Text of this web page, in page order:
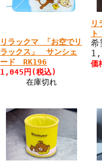
リラックマ 「お空でリ
ラックス」 サンシェ
ード RK196
1,045円(税込)
在庫切れ
リ
価